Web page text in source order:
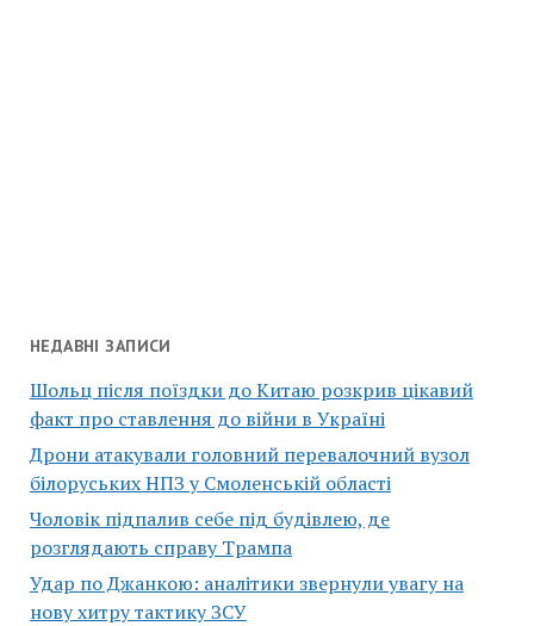
НЕДАВНІ ЗАПИСИ
Шольц після поїздки до Китаю розкрив цікавий
факт про ставлення до війни в Україні
Дрони атакували головний перевалочний вузол
білоруських НПЗ у Смоленській області
Чоловік підпалив себе під будівлею, де
розглядають справу Трампа
Удар по Джанкою: аналітики звернули увагу на
нову хитру тактику ЗСУ